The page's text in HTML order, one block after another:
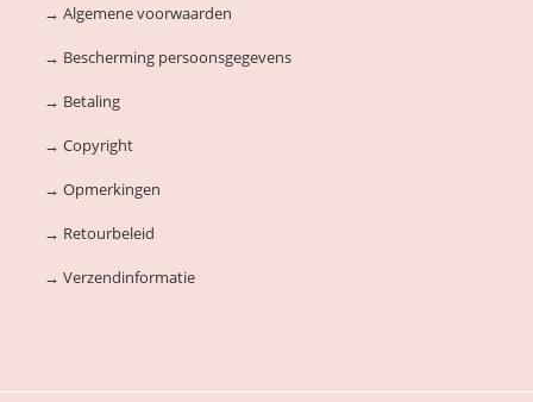
→ Algemene voorwaarden
→ Bescherming persoonsgegevens
→ Betaling
→ Copyright
→ Opmerkingen
→ Retourbeleid
→ Verzendinformatie